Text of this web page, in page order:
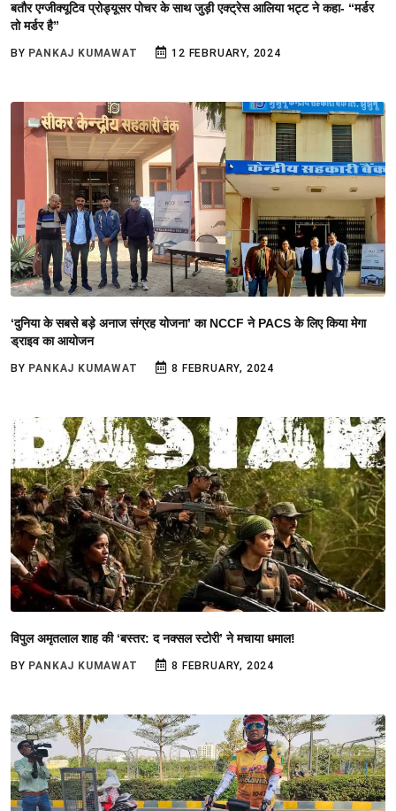
बतौर एग्जीक्यूटिव प्रोड्यूसर पोचर के साथ जुड़ी एक्ट्रेस आलिया भट्ट ने कहा- “मर्डर
तो मर्डर है”
BY PANKAJ KUMAWAT 12 FEBRUARY, 2024
‘दुनिया के सबसे बड़े अनाज संग्रह योजना’ का NCCF ने PACS के लिए किया मेगा
ड्राइव का आयोजन
BY PANKAJ KUMAWAT 8 FEBRUARY, 2024
विपुल अमृतलाल शाह की ‘बस्तर: द नक्सल स्टोरी’ ने मचाया धमाल!
BY PANKAJ KUMAWAT 8 FEBRUARY, 2024